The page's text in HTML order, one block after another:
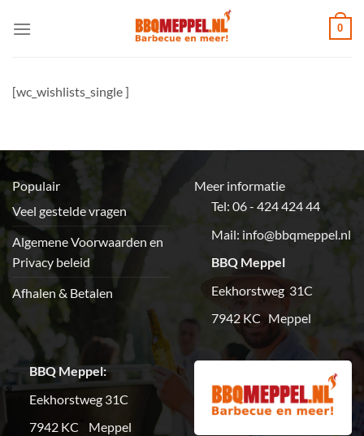
naar
0
[wc_wishlists_single ]
Populair
Veel gestelde vragen
Algemene Voorwaarden en
Privacy beleid
Afhalen & Betalen
Meer informatie
Tel: 06 - 424 424 44
Mail: info@bbqmeppel.nl
BBQ Meppel
Eekhorstweg 31C
7942 KC Meppel
BBQ Meppel:
Eekhorstweg 31C
7942 KC Meppel